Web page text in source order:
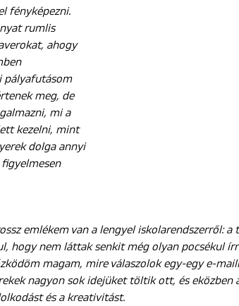
fényképezni.
rumlis
ahogy
pályafutásom
meg, de
mi a
kezelni, mint
dolga annyi
emlékem van a lengyel iskolarendszerről:
hogy nem láttak senkit még olyan pocsékul
magam, mire válaszolok egy-egy e-
nagyon sok idejüket töltik ott, és
és a kreativitást.